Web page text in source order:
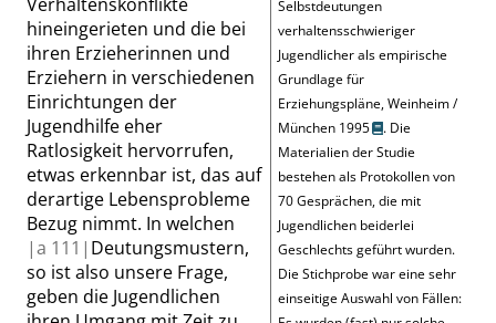
Selbstdeutungen
verhaltensschwieriger
Jugendlicher als empirische
Grundlage für
Erziehungspläne, Weinheim /
München 1995
. Die
Materialien der Studie
bestehen als Protokollen von
70 Gesprächen, die mit
Jugendlichen beiderlei
Geschlechts geführt wurden.
Die Stichprobe war eine sehr
einseitige Auswahl von Fällen:
hineingerieten und die bei
ihren Erzieherinnen und
Erziehern in verschiedenen
Einrichtungen der
Jugendhilfe eher
Ratlosigkeit hervorrufen,
etwas erkennbar ist, das auf
derartige Lebensprobleme
Bezug nimmt. In welchen
|a 111| Deutungsmustern,
so ist also unsere Frage,
geben die Jugendlichen